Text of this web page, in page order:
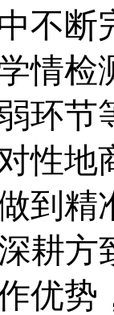
不断
情
环
性地
到精
耕方
优势